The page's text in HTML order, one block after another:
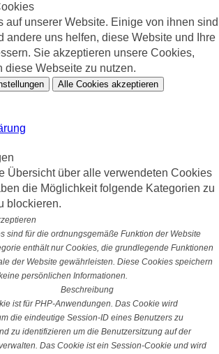
auf unserer Website. Einige von ihnen sind
andere uns helfen, diese Website und Ihre
Sie akzeptieren unsere Cookies,
diese Webseite zu nutzen.
Alle Cookies akzeptieren
Übersicht über alle verwendeten Cookies
die Möglichkeit folgende Kategorien zu
blockieren.
sind für die ordnungsgemäße Funktion der Website
enthält nur Cookies, die grundlegende Funktionen
der Website gewährleisten. Diese Cookies speichern
persönlichen Informationen.
Beschreibung
ist für PHP-Anwendungen. Das Cookie wird
die eindeutige Session-ID eines Benutzers zu
zu identifizieren um die Benutzersitzung auf der
Das Cookie ist ein Session-Cookie und wird